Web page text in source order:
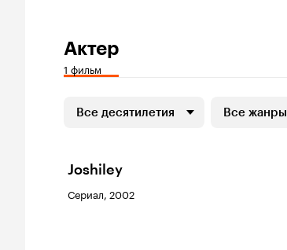
Актер
1 фильм
Все десятилетия Все жанры
Joshiley
Сериал, 2002